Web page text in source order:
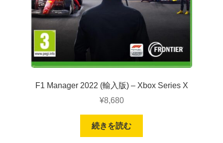
F1 Manager 2022 (輸入版) – Xbox Series X
¥8,680
続きを読む